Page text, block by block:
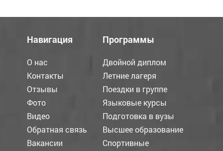
Навигация
О нас
Контакты
Отзывы
Фото
Видео
Обратная связь
Вакансии
Программы
Двойной диплом
Летние лагеря
Поездки в группе
Языковые курсы
Подготовка в вузы
Высшее образование
Спортивные